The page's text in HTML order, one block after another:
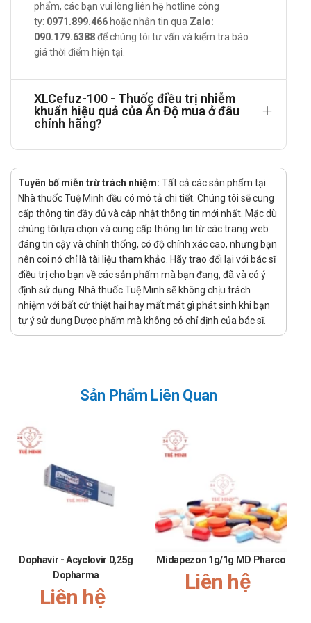
Nhiễm lậu cầu cấp chưa có biến chứng: liều duy nhất
200 mg.
Nhiễm khuẩn đường tiểu chưa có biến chứng: 100 mg
Nhiễm khuẩn da và cấu trúc da: 400 mg mỗi 12 giờ
trong 7 - 14 ngày.
mg/ngày chia làm 2 lần) trong 10 ngày.
Viêm họng và viêm amiđan: 10 mg/kg/ngày (tối đa
200 mg/ngày chia làm 2 lần) trong 10 ngày.
Cefpodoxime nên được chỉ định cùng với thức ăn. Ở
các bệnh nhân suy thận (độ thanh thải creatinine dưới
30 ml/phút), khoảng cách giữa liều nên được tăng đến
24 giờ.
Không cần phải điều chỉnh liều ở các bệnh nhân xơ gan.
Chống chỉ định của XLCefuz-100
Lưu ý thận trọng khi sử dụng XLCefuz-
100
Chưa có báo cáo
Sử dụng cho phụ nữ có thai hoặc đang
cho con bú
Không sử dùng cho phụ nữ mang thai và đang cho con bú.
Sử dụng cho người lái xe và vận hành máy
móc
Thận trọng khi sử dùng cho người lái xe và vận hành máy
phẩm, các bạn vui lòng liên hệ hotline công
ty: 0971.899.466 hoặc nhắn tin qua Zalo:
090.179.6388để chúng tôi tư vấn và kiểm tra báo
giá thời điểm hiện tại.
XLCefuz-100 - Thuốc điều trị nhiễm
khuẩn hiệu quả của Ấn Độ mua ở đâu
chính hãng?
Tuyên bố miễn trừ trách nhiệm: Tất cả các sản phẩm tại
Nhà thuốc Tuệ Minh đều có mô tả chi tiết. Chúng tôi sẽ cung
cấp thông tin đầy đủ và cập nhật thông tin mới nhất. Mặc dù
chúng tôi lựa chọn và cung cấp thông tin từ các trang web
đáng tin cậy và chính thống, có độ chính xác cao, nhưng bạn
nên coi nó chỉ là tài liệu tham khảo. Hãy trao đổi lại với bác sĩ
điều trị cho bạn về các sản phẩm mà bạn đang, đã và có ý
định sử dụng. Nhà thuốc Tuệ Minh sẽ không chịu trách
nhiệm với bất cứ thiệt hại hay mất mát gì phát sinh khi bạn
tự ý sử dụng Dược phẩm mà không có chỉ định của bác sĩ.
Sản Phẩm Liên Quan
Dophavir - Acyclovir 0,25g
Dopharma
Liên hệ
Midapezon 1g/1g MD Pharco
Liên hệ